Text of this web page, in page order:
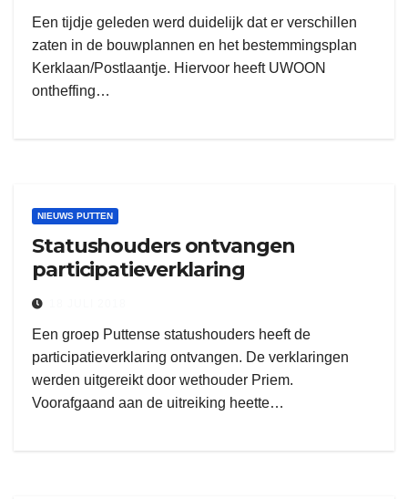
Een tijdje geleden werd duidelijk dat er verschillen
zaten in de bouwplannen en het bestemmingsplan
Kerklaan/Postlaantje. Hiervoor heeft UWOON
ontheffing…
NIEUWS PUTTEN
Statushouders ontvangen
participatieverklaring
Een groep Puttense statushouders heeft de
participatieverklaring ontvangen. De verklaringen
werden uitgereikt door wethouder Priem.
Voorafgaand aan de uitreiking heette…